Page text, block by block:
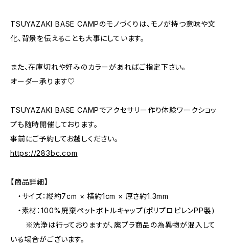
TSUYAZAKI BASE CAMPのモノづくりは、モノが持つ意味や文
化、背景を伝えることも大事にしています。
また、在庫切れや好みのカラーがあればご指定下さい。
オーダー承ります♡
TSUYAZAKI BASE CAMPでアクセサリー作り体験ワークショッ
プも随時開催しております。
事前にご予約してお越しください。
https://283bc.com
【商品詳細】
・サイズ：縦約7cm × 横約1cm × 厚さ約1.3mm
・素材：100%廃棄ペットボトルキャップ(ポリプロピレンPP製)
※洗浄は行っておりますが、廃プラ商品の為異物が混入して
いる場合がございます。